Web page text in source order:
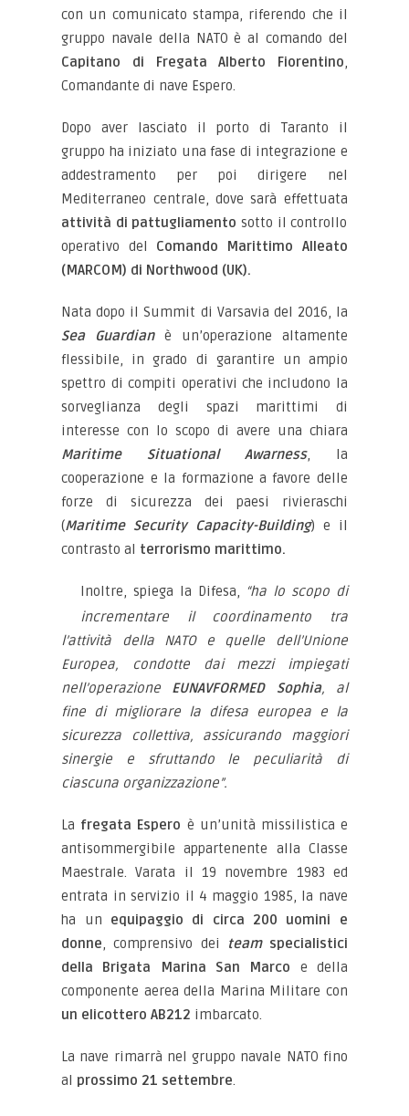
con un comunicato stampa, riferendo che il
gruppo navale della NATO è al comando del
Capitano di Fregata Alberto Fiorentino,
Comandante di nave Espero.
Dopo aver lasciato il porto di Taranto il
gruppo ha iniziato una fase di integrazione e
addestramento per poi dirigere nel
Mediterraneo centrale, dove sarà effettuata
attività di pattugliamento sotto il controllo
operativo del Comando Marittimo Alleato
(MARCOM) di Northwood (UK).
Nata dopo il Summit di Varsavia del 2016, la
Sea Guardianè un’operazione altamente
flessibile, in grado di garantire un ampio
spettro di compiti operativi che includono la
sorveglianza degli spazi marittimi di
interesse con lo scopo di avere una chiara
Maritime Situational Awarness, la
cooperazione e la formazione a favore delle
forze di sicurezza dei paesi rivieraschi
(Maritime Security Capacity-Building) e il
contrasto al terrorismo marittimo.
Inoltre, spiega la Difesa, “ha lo scopo di
incrementare il coordinamento tra
l’attività della NATO e quelle dell’Unione
Europea, condotte dai mezzi impiegati
nell’operazione EUNAVFORMED Sophia, al
fine di migliorare la difesa europea e la
sicurezza collettiva, assicurando maggiori
sinergie e sfruttando le peculiarità di
ciascuna organizzazione”.
La fregata Espero è un’unità missilistica e
antisommergibile appartenente alla Classe
Maestrale. Varata il 19 novembre 1983 ed
entrata in servizio il 4 maggio 1985, la nave
ha un equipaggio di circa 200 uomini e
donne, comprensivo dei teamspecialistici
della Brigata Marina San Marco e della
componente aerea della Marina Militare con
un elicottero AB212 imbarcato.
La nave rimarrà nel gruppo navale NATO fino
al prossimo 21 settembre.